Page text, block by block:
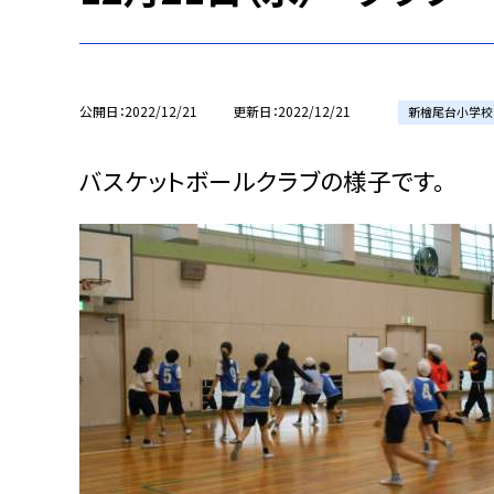
公開日 2022/12/21 更新日 2022/12/21 新檜尾台小学
バスケットボールクラブの様子です。